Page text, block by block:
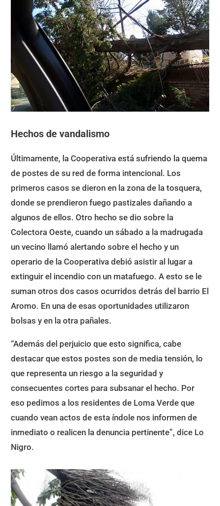
Hechos de vandalismo
Últimamente, la Cooperativa está sufriendo la quema
de postes de su red de forma intencional. Los
primeros casos se dieron en la zona de la tosquera,
donde se prendieron fuego pastizales dañando a
algunos de ellos. Otro hecho se dio sobre la
Colectora Oeste, cuando un sábado a la madrugada
un vecino llamó alertando sobre el hecho y un
operario de la Cooperativa debió asistir al lugar a
extinguir el incendio con un matafuego. A esto se le
suman otros dos casos ocurridos detrás del barrio El
Aromo. En una de esas oportunidades utilizaron
bolsas y en la otra pañales.
“Además del perjuicio que esto significa, cabe
destacar que estos postes son de media tensión, lo
que representa un riesgo a la seguridad y
consecuentes cortes para subsanar el hecho. Por
eso pedimos a los residentes de Loma Verde que
cuando vean actos de esta índole nos informen de
inmediato o realicen la denuncia pertinente”, dice Lo
Nigro.